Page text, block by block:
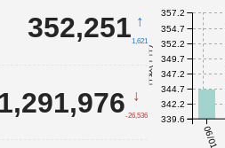
352,251 ↑
1,621
1,291,976 ↓
-26,536
06/01
件数(千件)
339.6
342.2
344.7
347.2
349.7
352.2
354.7
357.2